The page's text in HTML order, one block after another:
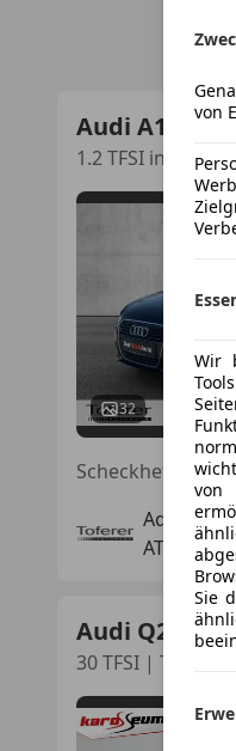
Audi A1
1.2 TFSI intro
32
Adolf
AT-4070
Audi Q2
30 TFSI |
von
Wir
von
Sie